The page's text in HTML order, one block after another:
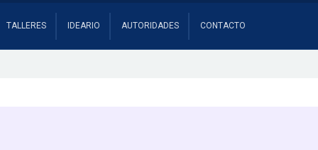
TALLERES IDEARIO AUTORIDADES CONTACTO